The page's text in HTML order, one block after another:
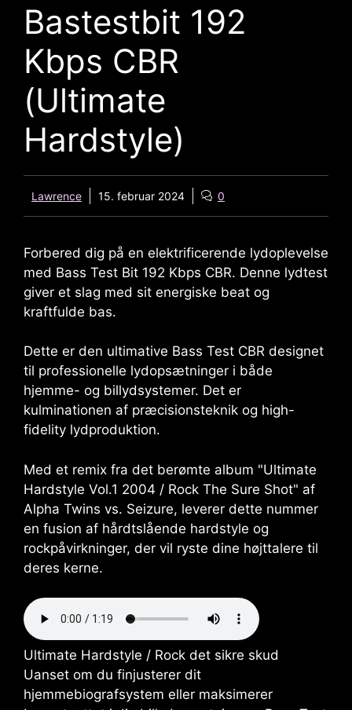
Bastestbit 192
Kbps CBR
(Ultimate
Hardstyle)
Lawrence 15. februar 2024 0
Forbered dig på en elektrificerende lydoplevelse
med Bass Test Bit 192 Kbps CBR. Denne lydtest
giver et slag med sit energiske beat og
kraftfulde bas.
Dette er den ultimative Bass Test CBR designet
til professionelle lydopsætninger i både
hjemme- og billydsystemer. Det er
kulminationen af ​​præcisionsteknik og high-
fidelity lydproduktion.
Med et remix fra det berømte album "Ultimate
Hardstyle Vol.1 2004 / Rock The Sure Shot" af
Alpha Twins vs. Seizure, leverer dette nummer
en fusion af hårdtslående hardstyle og
rockpåvirkninger, der vil ryste dine højttalere til
deres kerne.
Ultimate Hardstyle / Rock det sikre skud
Uanset om du finjusterer dit
hjemmebiografsystem eller maksimerer